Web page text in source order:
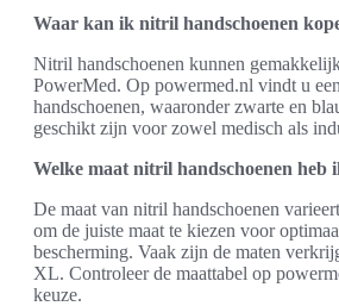
Waar kan ik nitril handschoenen
Nitril handschoenen kunnen
PowerMed. Op powermed.nl vindt u
handschoenen, waaronder zwarte en
geschikt zijn voor zowel medisch als
Welke maat nitril handschoenen heb
De maat van nitril handschoenen
om de juiste maat te kiezen voor
bescherming. Vaak zijn de maten
XL. Controleer de maattabel op
keuze.